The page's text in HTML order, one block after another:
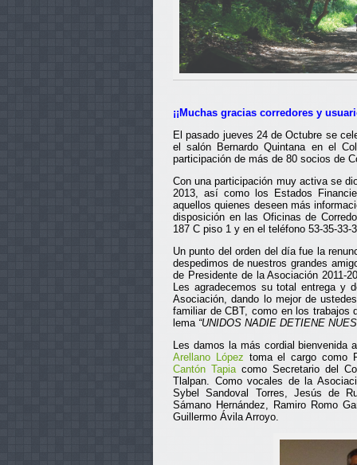
¡¡Muchas gracias corredores y
El pasado jueves 24 de Octubre se
el salón Bernardo Quintana en el
participación de más de 80 socios de
Con una participación muy activa se
2013, así como los Estados
aquellos quienes deseen más
disposición en las Oficinas de
187 C piso 1 y en el teléfono 53-35-33-
Un punto del orden del día fue la
despedimos de nuestros grandes
de Presidente de la Asociación 2011-
Les agradecemos su total entrega y
Asociación, dando lo mejor de
familiar de CBT, como en los trabajos
lema “UNIDOS NADIE DETIENE
Les damos la más cordial bienvenida
Arellano López toma el cargo como
Cantón Tapiacomo Secretario del
Tlalpan. Como vocales de la
Sybel Sandoval Torres, Jesús de
Sámano Hernández, Ramiro Romo
Guillermo Ávila Arroyo.